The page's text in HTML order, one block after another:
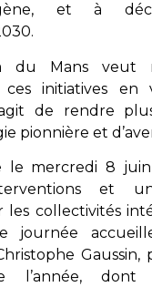
et à
du Mans veut
ces initiatives en
de rendre
pionnière et
le mercredi 8
et
collectivités
journée
Gaussin,
l’année, dont